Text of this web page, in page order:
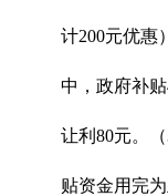
计200元优惠
中，政府补
让利80元。
贴资金用完为